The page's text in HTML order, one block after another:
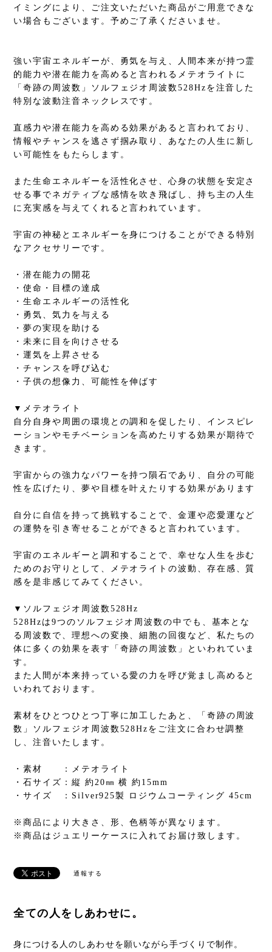
イミングにより、ご注文いただいた商品がご用意できな
い場合もございます。予めご了承くださいませ。
強い宇宙エネルギーが、勇気を与え、人間本来が持つ霊
的能力や潜在能力を高めると言われるメテオライトに
「奇跡の周波数」ソルフェジオ周波数528Hzを注音した
特別な波動注音ネックレスです。
直感力や潜在能力を高める効果があると言われており、
情報やチャンスを逃さず掴み取り、あなたの人生に新し
い可能性をもたらします。
また生命エネルギーを活性化させ、心身の状態を安定さ
せる事でネガティブな感情を吹き飛ばし、持ち主の人生
に充実感を与えてくれると言われています。
宇宙の神秘とエネルギーを身につけることができる特別
なアクセサリーです。
・潜在能力の開花
・使命・目標の達成
・生命エネルギーの活性化
・勇気、気力を与える
・夢の実現を助ける
・未来に目を向けさせる
・運気を上昇させる
・チャンスを呼び込む
・子供の想像力、可能性を伸ばす
▼メテオライト
自分自身や周囲の環境との調和を促したり、インスピレ
ーションやモチベーションを高めたりする効果が期待で
きます。
宇宙からの強力なパワーを持つ隕石であり、自分の可能
性を広げたり、夢や目標を叶えたりする効果があります
自分に自信を持って挑戦することで、金運や恋愛運など
の運勢を引き寄せることができると言われています。
宇宙のエネルギーと調和することで、幸せな人生を歩む
ためのお守りとして、メテオライトの波動、存在感、質
感を是非感じてみてください。
▼ソルフェジオ周波数528Hz
528Hzは9つのソルフェジオ周波数の中でも、基本とな
る周波数で、理想への変換、細胞の回復など、私たちの
体に多くの効果を表す「奇跡の周波数」といわれていま
す。
また人間が本来持っている愛の力を呼び覚まし高めると
いわれております。
素材をひとつひとつ丁寧に加工したあと、「奇跡の周波
数」ソルフェジオ周波数528Hzをご注文に合わせ調整
し、注音いたします。
・素材 ：メテオライト
・石サイズ：縦 約20㎜ 横 約15mm
・サイズ ：Silver925製 ロジウムコーティング 45cm
※商品により大きさ、形、色柄等が異なります。
※商品はジュエリーケースに入れてお届け致します。
通報する
全ての人をしあわせに。
身につける人のしあわせを願いながら手づくりで制作。